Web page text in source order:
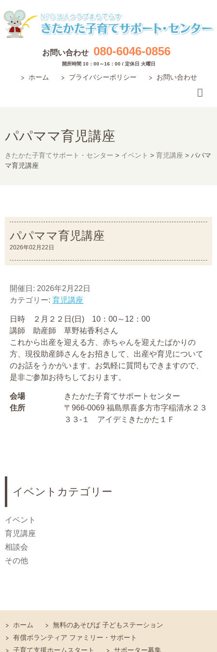
お問い合わせ 080-6046-0856
開所時間 10：00～16：00 / 定休日 火曜日
ホーム プライバシーポリシー お問い合わせ
パパママ育児講座
きたかた子育てサポート・センター > イベント > 育児講座 > パパマ
マ育児講座
パパママ育児講座
2026年02月22日
開催日: 2026年2月22日
カテゴリー: 育児講座
日時 ２月２２日(日) 10：00～12：00
講師 助産師 草野祐香利さん
これから出産を迎える方、赤ちゃんを迎えたばかりの
方、現役助産師さんをお招きして、出産や育児について
のお話をうかがいます。お気軽に質問もできますので、
是非ご参加お待ちしております。
会場
きたかた子育てサポートセンター
住所
〒966-0069 福島県喜多方市字稲清水２３
３３-１ アイデミきたかた１Ｆ
イベントカテゴリー
イベント
育児講座
相談会
その他
ホーム
無料のあそびば 子どもステーション
有償ボランティア ファミリー・サポート
子育て支援ホームスタート
サポーター募集